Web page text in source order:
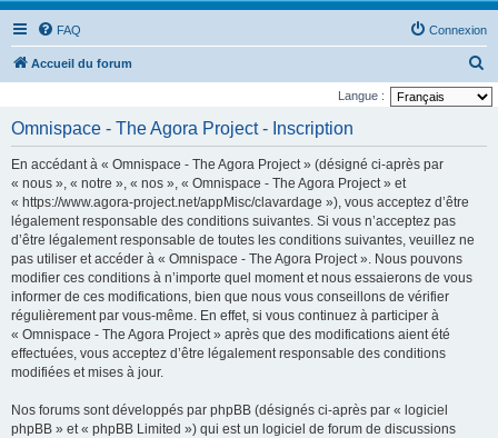
FAQ Connexion
Accueil du forum
e
Langue :
Omnispace - The Agora Project - Inscription
En accédant à « Omnispace - The Agora Project » (désigné ci-après par
« nous », « notre », « nos », « Omnispace - The Agora Project » et
« https://www.agora-project.net/appMisc/clavardage »), vous acceptez d’être
légalement responsable des conditions suivantes. Si vous n’acceptez pas
d’être légalement responsable de toutes les conditions suivantes, veuillez ne
pas utiliser et accéder à « Omnispace - The Agora Project ». Nous pouvons
modifier ces conditions à n’importe quel moment et nous essaierons de vous
informer de ces modifications, bien que nous vous conseillons de vérifier
régulièrement par vous-même. En effet, si vous continuez à participer à
« Omnispace - The Agora Project » après que des modifications aient été
effectuées, vous acceptez d’être légalement responsable des conditions
modifiées et mises à jour.
Nos forums sont développés par phpBB (désignés ci-après par « logiciel
phpBB » et « phpBB Limited ») qui est un logiciel de forum de discussions